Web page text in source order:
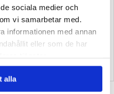
sociala medier och
vi samarbetar med.
informationen med annan
eller som de har
alla
- övrigt